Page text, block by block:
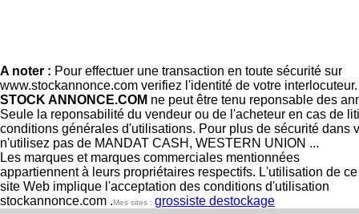
A noter : Pour effectuer une transaction en toute sécurité sur
www.stockannonce.com verifiez l'identité de votre
STOCK ANNONCE.COM ne peut être tenu reponsable des
Seule la reponsabilité du vendeur ou de l'acheteur en cas de
conditions générales d'utilisations. Pour plus de sécurité dans
n'utilisez pas de MANDAT CASH, WESTERN UNION ...
Les marques et marques commerciales mentionnées
appartiennent à leurs propriétaires respectifs. L'utilisation de ce
site Web implique l'acceptation des conditions d'utilisation
stockannonce.com .Mes sites : grossiste destockage